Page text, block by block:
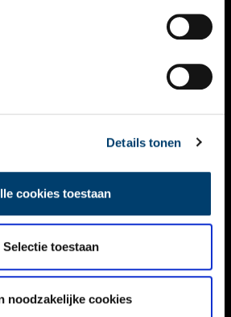
Details tonen
cookies toestaan
Selectie toestaan
noodzakelijke cookies